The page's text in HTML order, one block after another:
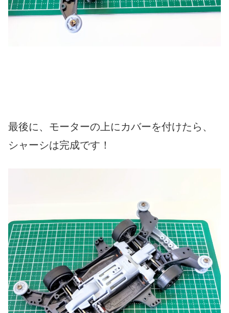
最後に、モーターの上にカバーを付けたら、
シャーシは完成です！